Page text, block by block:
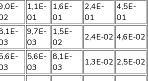
1,1E-
01
1,6E-
01
2,4E-
01
4,5E-
01
9,7E-
03
1,5E-
02
2,4E‑02 4,6E‑02
5,6E-
03
8,1E-
03
1,3E‑02 2,5E‑02